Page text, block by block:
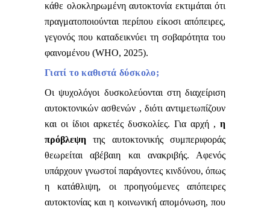
κάθε ολοκληρωμένη αυτοκτονία εκτιμάται ότι
πραγματοποιούνται περίπου είκοσι απόπειρες,
γεγονός που καταδεικνύει τη σοβαρότητα του
φαινομένου (WHO, 2025).
Γιατί το καθιστά δύσκολο;
Οι ψυχολόγοι δυσκολεύονται στη διαχείριση
αυτοκτονικών ασθενών , διότι αντιμετωπίζουν
και οι ίδιοι αρκετές δυσκολίες. Για αρχή , η
πρόβλεψητης αυτοκτονικής συμπεριφοράς
θεωρείται αβέβαιη και ανακριβής. Αφενός
υπάρχουν γνωστοί παράγοντες κινδύνου, όπως
η κατάθλιψη, οι προηγούμενες απόπειρες
αυτοκτονίας και η κοινωνική απομόνωση, που